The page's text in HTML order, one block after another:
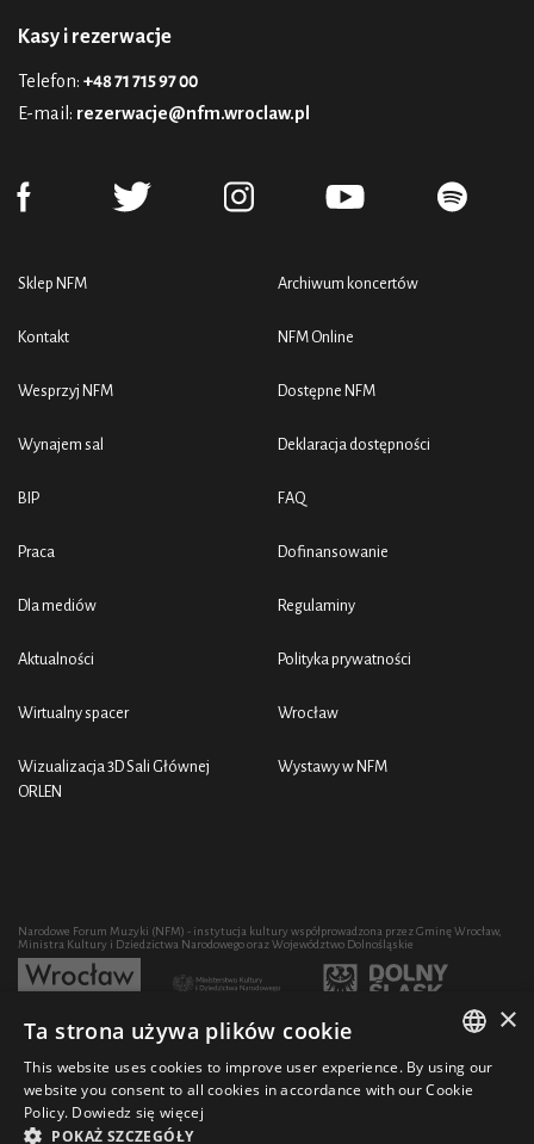
Kasy i rezerwacje
Telefon: +48 71 715 97 00
E-mail: rezerwacje@nfm.wroclaw.pl
Sklep NFM
Kontakt
Wesprzyj NFM
Wynajem sal
BIP
Praca
Dla mediów
Aktualności
Wirtualny spacer
Wizualizacja 3D Sali Głównej
ORLEN
Archiwum koncertów
NFM Online
Dostępne NFM
Deklaracja dostępności
FAQ
Dofinansowanie
Regulaminy
Polityka prywatności
Wrocław
Wystawy w NFM
Narodowe Forum Muzyki (NFM) - instytucja kultury współprowadzona przez Gminę Wrocław,
Ministra Kultury i Dziedzictwa Narodowego oraz Województwo Dolnośląskie
Rozwój działalności artystycznej i edukacyjnej NFM poprzez zakup sprzętu współfinansowany
POLISH
×
Ta strona używa plików cookie
This website uses cookies to improve user experience. By using our
website you consent to all cookies in accordance with our Cookie
Policy. Dowiedz się więcej
POKAŻ SZCZEGÓŁY